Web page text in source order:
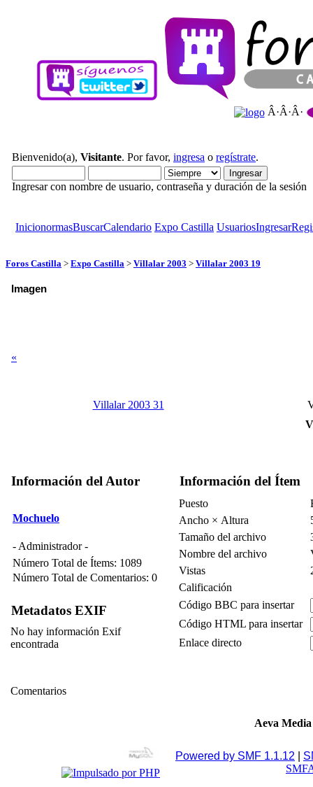
Â·Â·Â·
Bienvenido(a), Visitante. Por favor, ingresa o regístrate.
Ingresar con nombre de usuario, contraseña y duración de la sesión
InicionormasBuscarCalendario Expo Castilla UsuariosIngresar
Foros Castilla > Expo Castilla > Villalar 2003 > Villalar 2003 19
Imagen
«
Villalar 2003 31
Información del Autor Información del Ítem
Mochuelo
- Administrador -
Número Total de Ítems: 1089
Número Total de Comentarios: 0
Puesto
Ancho × Altura
Tamaño del archivo
Nombre del archivo
Vistas
Calificación
Código BBC para insertar
Código HTML para insertar
Enlace directo
Metadatos EXIF
No hay información Exif
encontrada
Comentarios
Aeva Media
Powered by SMF 1.1.12